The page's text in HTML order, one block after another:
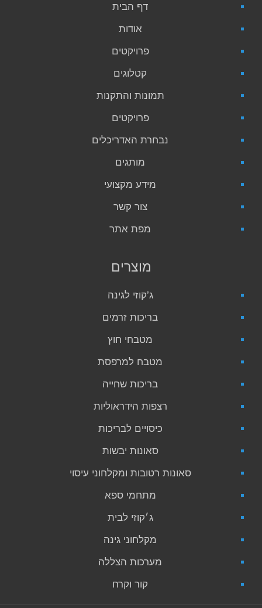
דף הבית
אודות
פרויקטים
קטלוגים
תמונות והתקנות
פרויקטים
נבחרת האדריכלים
מותגים
מידע מקצועי
צור קשר
מפת אתר
מוצרים
ג’קוזי לגינה
בריכות זרמים
מטבחי חוץ
מטבח למרפסת
בריכות שחייה
רצפות הידראוליות
כיסויים לבריכות
סאונות יבשות
סאונות רטובות ומקלחוני עיסוי
מתחמי ספא
ג׳קוזי לבית
מקלחוני גינה
מערכות הצללה
קור וקרח